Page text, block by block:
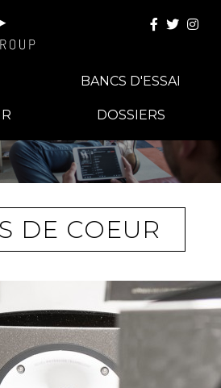
BANCS D'ESSAI
DOSSIERS
DE COEUR